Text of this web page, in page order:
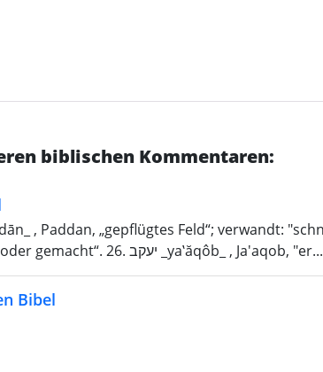
biblischen Kommentaren:
pflügen." 25. עשׂי _‛ __êśâv_ , 'Esaw, „behaart oder gemacht“. 26. יעקב _ya‛ăqôb_ , Ja'aqob, "er...
Bibel